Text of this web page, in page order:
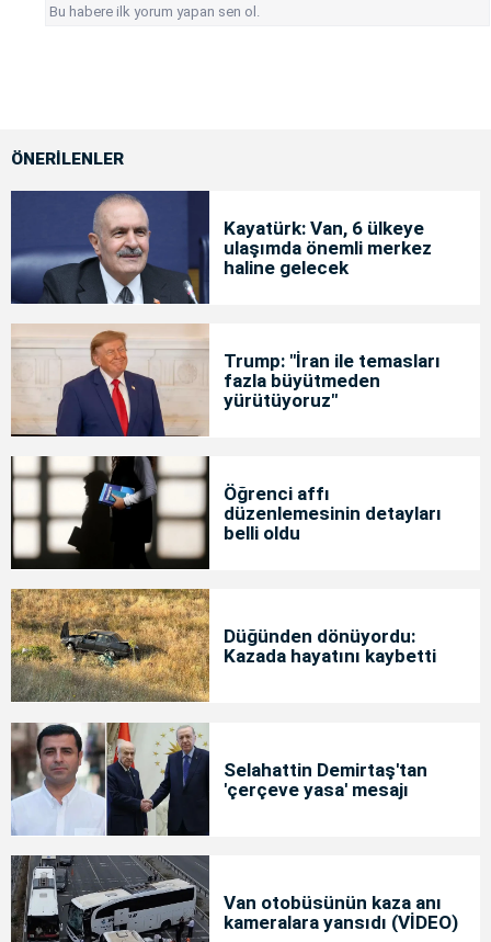
Bu habere ilk yorum yapan sen ol.
ÖNERİLENLER
Kayatürk: Van, 6 ülkeye
ulaşımda önemli merkez
haline gelecek
Trump: "İran ile temasları
fazla büyütmeden
yürütüyoruz"
Öğrenci affı
düzenlemesinin detayları
belli oldu
Düğünden dönüyordu:
Kazada hayatını kaybetti
Selahattin Demirtaş'tan
'çerçeve yasa' mesajı
Van otobüsünün kaza anı
kameralara yansıdı (VİDEO)